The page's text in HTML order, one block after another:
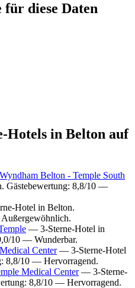
diese Daten
Hotels in Belton auf
Belton - Temple South
Gästebewertung: 8,8/10 —
Hotel in Belton.
— 3-Sterne-Hotel in
10 — Wunderbar.
Center— 3-Sterne-Hotel
8,8/10 — Hervorragend.
Medical Center— 3-Sterne-
8,8/10 — Hervorragend.